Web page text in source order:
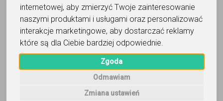
internetowej, aby zmierzyć Twoje zainteresowanie
naszymi produktami i usługami oraz personalizować
interakcje marketingowe, aby dostarczać reklamy
które są dla Ciebie bardziej odpowiednie.
Zgoda
Odmawiam
Zmiana ustawień
Wyślij wiadomość
5,0/ 5